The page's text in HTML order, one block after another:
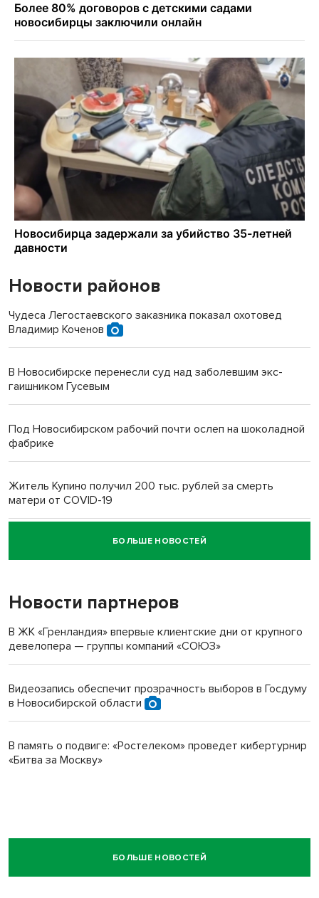
Новости районов
Чудеса Легостаевского заказника показал охотовед
Владимир Коченов
В Новосибирске перенесли суд над заболевшим экс-
гаишником Гусевым
Под Новосибирском рабочий почти ослеп на шоколадной
фабрике
Житель Купино получил 200 тыс. рублей за смерть
матери от COVID-19
Новосибирский суд наказал водителя за смерть
пенсионерки на вокзале
БОЛЬШЕ НОВОСТЕЙ
Новости партнеров
В ЖК «Гренландия» впервые клиентские дни от крупного
девелопера — группы компаний «СОЮЗ»
Видеозапись обеспечит прозрачность выборов в Госдуму
в Новосибирской области
В память о подвиге: «Ростелеком» проведет кибертурнир
«Битва за Москву»
БОЛЬШЕ НОВОСТЕЙ